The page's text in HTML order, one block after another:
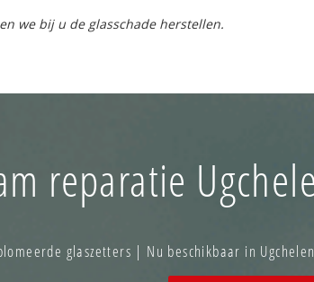
we bij u de glasschade herstellen.
reparatie
glaszetters | Nu beschikbaar in